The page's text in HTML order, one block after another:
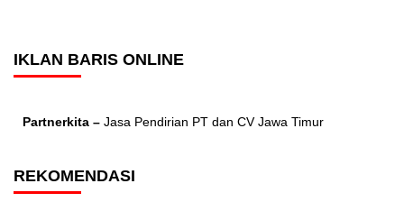
IKLAN BARIS ONLINE
Partnerkita – Jasa Pendirian PT dan CV Jawa Timur
REKOMENDASI